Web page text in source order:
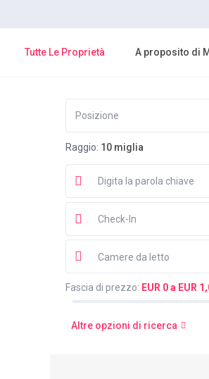
Tutte Le Proprietà A proposito di
Raggio: 10 miglia
Camere da letto
Fascia di prezzo: EUR 0 a EUR
Altre opzioni di ricerca